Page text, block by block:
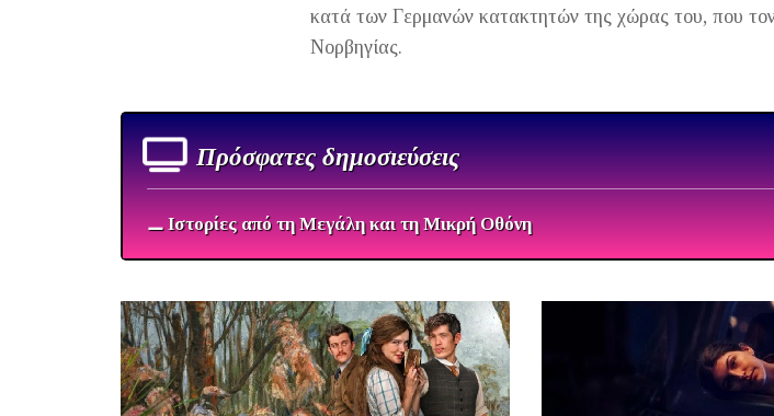
κατά των Γερμανών κατακτητών της χώρας του, που
Νορβηγίας.
Πρόσφατες δημοσιεύσεις
⚊ Ιστορίες από τη Μεγάλη και τη Μικρή Οθόνη